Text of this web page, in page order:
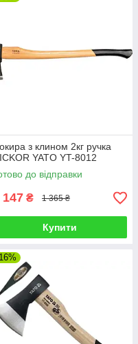
з клином 2кг ручка
YATO YT-8012
до відправки
147 ₴ 1 365 ₴
Купити